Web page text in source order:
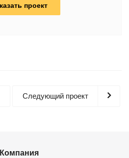
проект
Следующий проект
Компания